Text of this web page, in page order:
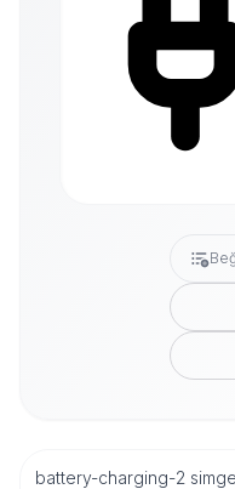
battery-charging-2